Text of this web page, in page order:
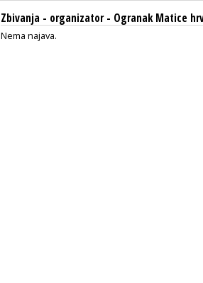
Zbivanja - organizator - Ogranak Matice
Nema najava.